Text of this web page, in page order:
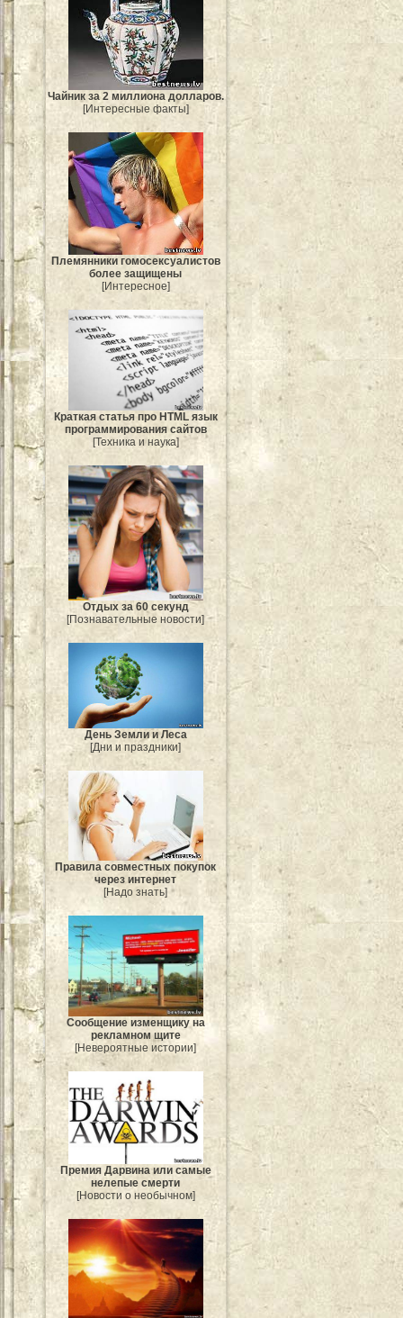
Чайник за 2 миллиона долларов.
[Интересные факты]
Племянники гомосексуалистов
более защищены
[Интересное]
Краткая статья про HTML язык
программирования сайтов
[Техника и наука]
Отдых за 60 секунд
[Познавательные новости]
День Земли и Леса
[Дни и праздники]
Правила совместных покупок
через интернет
[Надо знать]
Сообщение изменщику на
рекламном щите
[Невероятные истории]
Премия Дарвина или самые
нелепые смерти
[Новости о необычном]